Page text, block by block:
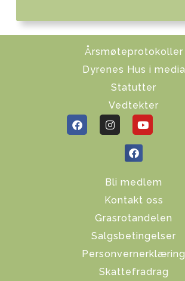
Årsmøteprotokoller
Dyrenes Hus i media
Statutter
Vedtekter
Bli medlem
Kontakt oss
Grasrotandelen
Salgsbetingelser
Personvernerklæring
Skattefradrag